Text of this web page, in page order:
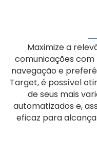
Maximize a
comunicações
navegação e
Target, é possível
de seus mais
automatizados e,
eficaz para